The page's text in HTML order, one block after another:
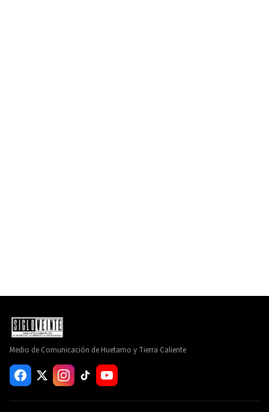
Medio de Comunicación de Huetamo y Tierra Caliente